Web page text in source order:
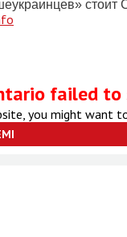
стоит
failed
you might want